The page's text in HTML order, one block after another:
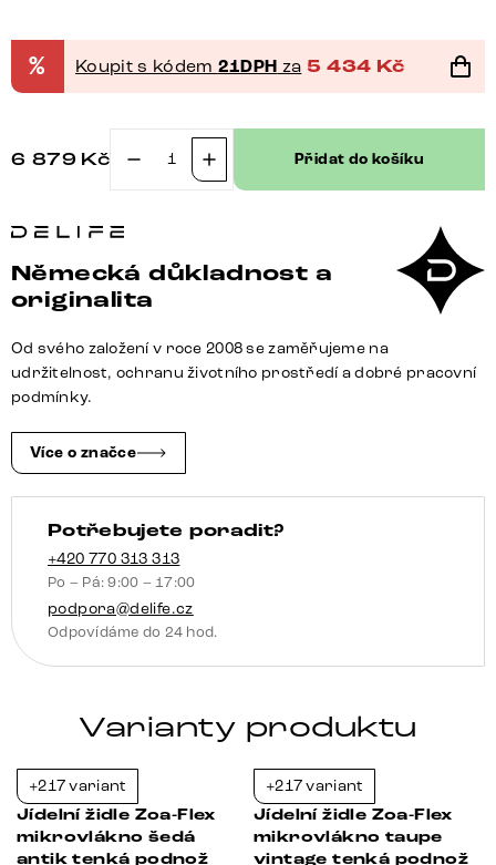
% Koupit s kódem 21DPH za 5 434 Kč
6 879 Kč
Zoa-
mikrovlákno
taupe
vintage
křížová
grafitová
360°
otočná
houpací
funkce
taštičkové
pružiny
množství
Přidat do košíku
Německá důkladnost a
originalita
Od svého založení v roce 2008 se zaměřujeme na
udržitelnost, ochranu životního prostředí a dobré pracovní
podmínky.
Více o značce
Potřebujete poradit?
+420 770 313 313
Po – Pá: 9:00 – 17:00
podpora@delife.cz
Odpovídáme do 24 hod.
Varianty produktu
+217 variant
Jídelní židle Zoa-Flex
mikrovlákno šedá
antik tenká podnož
+217 variant
Jídelní židle Zoa-Flex
mikrovlákno taupe
vintage tenká podnož